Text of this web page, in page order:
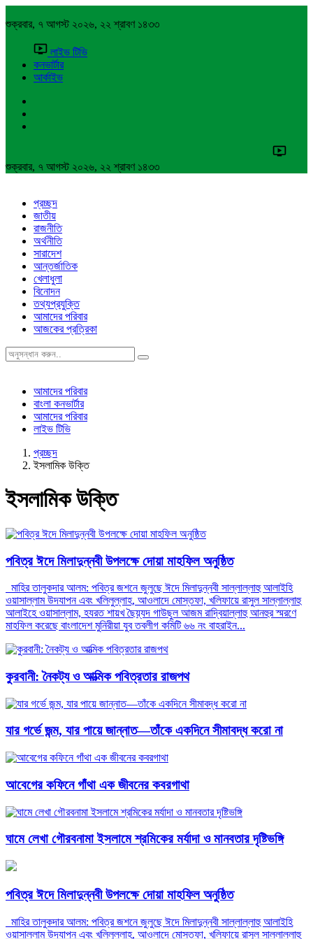
শুক্রবার, ৭ আগস্ট ২০২৬, ২২ শ্রাবণ ১৪৩৩
লাইভ টিভি
কনভার্টার
আর্কাইভ
শুক্রবার, ৭ আগস্ট ২০২৬, ২২ শ্রাবণ ১৪৩৩
প্রচ্ছদ
জাতীয়
রাজনীতি
অর্থনীতি
সারাদেশ
আন্তর্জাতিক
খেলাধুলা
বিনোদন
তথ্যপ্রযুক্তি
আমাদের পরিবার
আজকের প্রত্রিকা
আমাদের পরিবার
বাংলা কনভার্টার
আমাদের পরিবার
লাইভ টিভি
প্রচ্ছদ
ইসলামিক উক্তি
ইসলামিক উক্তি
পবিত্র ঈদে মিলাদুন্নবী উপলক্ষে দোয়া মাহফিল অনুষ্ঠিত
মাহির তালুকদার আলম: পবিত্র জশনে জুলুছে ঈদে মিলাদুন্নবী সাল্লাল্লাহু আলাইহি
ওয়াসাল্লাম উদযাপন এবং খলিলুল্লাহ, আওলাদে মোস্তফা, খলিফায়ে রাসুল সাল্লাল্লাহু
আলাইহে ওয়াসাল্লাম, হযরত শায়খ ছৈয়্যদ গাউছুল আজম রাদ্বিয়াল্লাহু আনহুর স্মরণে
মাহফিল করেছে বাংলাদেশ মুনিরীয়া যুব তবলীগ কমিটি ৬৬ নং বাহরাইন...
কুরবানী: নৈকট্য ও আত্মিক পবিত্রতার রাজপথ
যার গর্ভে জন্ম, যার পায়ে জান্নাত—তাঁকে একদিনে সীমাবদ্ধ করো না
আবেগের কফিনে গাঁথা এক জীবনের কবরগাথা
ঘামে লেখা গৌরবনামা ইসলামে শ্রমিকের মর্যাদা ও মানবতার দৃষ্টিভঙ্গি
পবিত্র ঈদে মিলাদুন্নবী উপলক্ষে দোয়া মাহফিল অনুষ্ঠিত
মাহির তালুকদার আলম: পবিত্র জশনে জুলুছে ঈদে মিলাদুন্নবী সাল্লাল্লাহু আলাইহি
ওয়াসাল্লাম উদযাপন এবং খলিলুল্লাহ, আওলাদে মোস্তফা, খলিফায়ে রাসুল সাল্লাল্লাহু